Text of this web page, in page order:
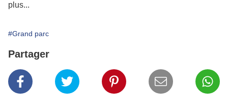
plus...
#Grand parc
Partager